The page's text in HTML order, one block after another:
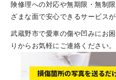
険修理への対応や無期限・無制
ざまな面で安心できるサービスが
武蔵野市で愛車の傷や凹みにお
りからお気軽にご連絡ください。
損傷箇所の写真を送るだ